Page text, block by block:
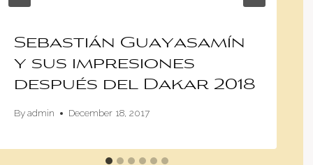
Sebastián Guayasamín
y sus impresiones
después del Dakar 2018
Byadmin December 18, 2017